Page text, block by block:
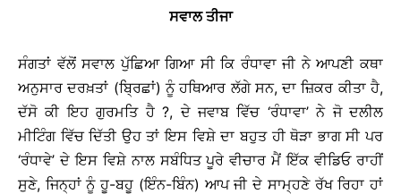
ਸਵਾਲ ਤੀਜਾ
ਸੰਗਤਾਂ ਵੱਲੋਂ ਸਵਾਲ ਪੁੱਛਿਆ ਗਿਆ ਸੀ ਕਿ ਰੰਧਾਵਾ ਜੀ ਨੇ ਆਪਣੀ ਕਥਾ
ਅਨੁਸਾਰ ਦਰਖ਼ਤਾਂ (ਬਿ੍ਰਛਾਂ) ਨੂੰ ਹਥਿਆਰ ਲੱਗੇ ਸਨ, ਦਾ ਜ਼ਿਕਰ ਕੀਤਾ ਹੈ,
ਦੱਸੋ ਕੀ ਇਹ ਗੁਰਮਤਿ ਹੈ ?, ਦੇ ਜਵਾਬ ਵਿੱਚ ‘ਰੰਧਾਵਾ’ ਨੇ ਜੋ ਦਲੀਲ
ਮੀਟਿੰਗ ਵਿੱਚ ਦਿੱਤੀ ਉਹ ਤਾਂ ਇਸ ਵਿਸ਼ੇ ਦਾ ਬਹੁਤ ਹੀ ਥੋੜਾ ਭਾਗ ਸੀ ਪਰ
‘ਰੰਧਾਵੇ’ ਦੇ ਇਸ ਵਿਸ਼ੇ ਨਾਲ ਸਬੰਧਿਤ ਪੂਰੇ ਵੀਚਾਰ ਮੈਂ ਇੱਕ ਵੀਡਿਓ ਰਾਹੀਂ
ਸੁਣੇ, ਜਿਨ੍ਹਾਂ ਨੂੰ ਹੂ-ਬਹੂ (ਇੰਨ-ਬਿੰਨ) ਆਪ ਜੀ ਦੇ ਸਾਮ੍ਹਣੇ ਰੱਖ ਰਿਹਾ ਹਾਂ